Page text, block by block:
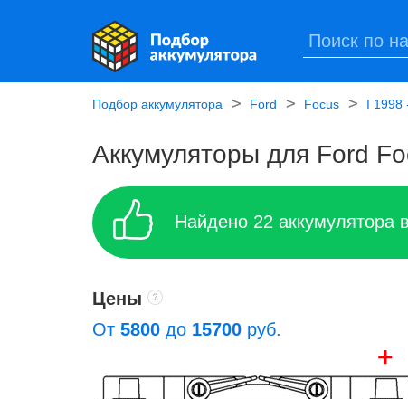
Подбор аккумулятора Ford Focus I 1998
Аккумуляторы для Ford
Найдено 22 аккумулятора
Цены
От 5800 до 15700 руб.
+